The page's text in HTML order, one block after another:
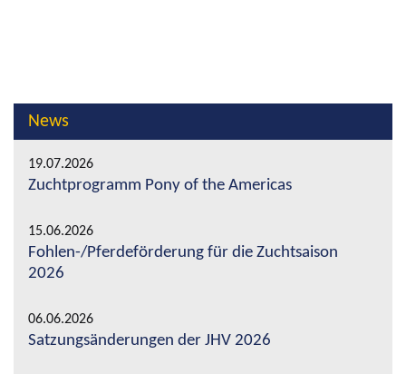
News
19.07.2026
Zuchtprogramm Pony of the Americas
15.06.2026
Fohlen-/Pferdeförderung für die Zuchtsaison
2026
06.06.2026
Satzungsänderungen der JHV 2026